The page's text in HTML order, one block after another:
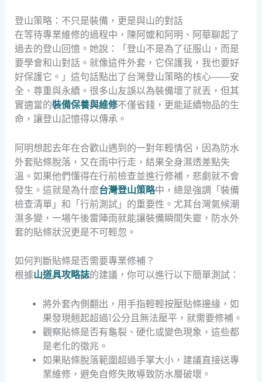
登山策略：不只是裝備，更是與山的對話
在等待專業維修的過程中，陳阿嬤和阿明、阿華聊起了
過去的登山回憶。她說：「登山不是為了征服山，而是
要學會和山對話。就像這件外套，它保護我，我也要好
好保護它。」這句話點出了台灣登山策略的核心——安
全、尊重與永續。很多山友誤以為裝備壞了就丟，但其
實適當的裝備保養與維修不僅省錢，更能延續物品的生
命，讓登山記憶得以傳承。
阿明想起去年在合歡山遇到的一對年輕情侶，因為防水
外套貼條脫落，又在雨中行走，結果全身濕透差點失
溫。如果他們懂得在行前檢查並進行修補，悲劇就不會
發生。這就是為什麼台灣登山策略中，總是強調「裝備
檢查清單」和「行前測試」的重要性。尤其台灣氣候潮
濕多變，一場午後雷陣雨就能讓裝備瞬間失靈，防水外
套的貼條狀況更是不可輕忽。
如何判斷貼條是否需要專業修補？
根據山道具攻略誌的建議，你可以進行以下簡單測試：
將外套內側翻出，用手指輕輕按壓貼條邊緣，如
果發現翹起超過1公分且無法壓平，就需要修補。
觀察貼條是否有龜裂、硬化或變色現象，這些都
是老化的徵兆。
如果貼條脫落範圍超過手掌大小，建議直接送專
業維修，避免自修失敗導致防水層破壞。